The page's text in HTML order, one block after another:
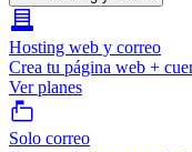
Hosting web y correo
Crea tu página web +
Ver planes
Solo correo